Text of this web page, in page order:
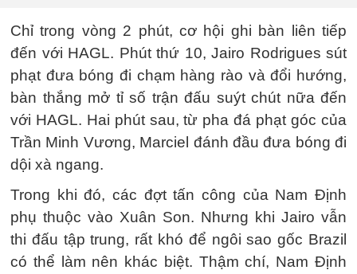
Chỉ trong vòng 2 phút, cơ hội ghi bàn liên tiếp
đến với HAGL. Phút thứ 10, Jairo Rodrigues sút
phạt đưa bóng đi chạm hàng rào và đổi hướng,
bàn thắng mở tỉ số trận đấu suýt chút nữa đến
với HAGL. Hai phút sau, từ pha đá phạt góc của
Trần Minh Vương, Marciel đánh đầu đưa bóng đi
dội xà ngang.
Trong khi đó, các đợt tấn công của Nam Định
phụ thuộc vào Xuân Son. Nhưng khi Jairo vẫn
thi đấu tập trung, rất khó để ngôi sao gốc Brazil
có thể làm nên khác biệt. Thậm chí, Nam Định